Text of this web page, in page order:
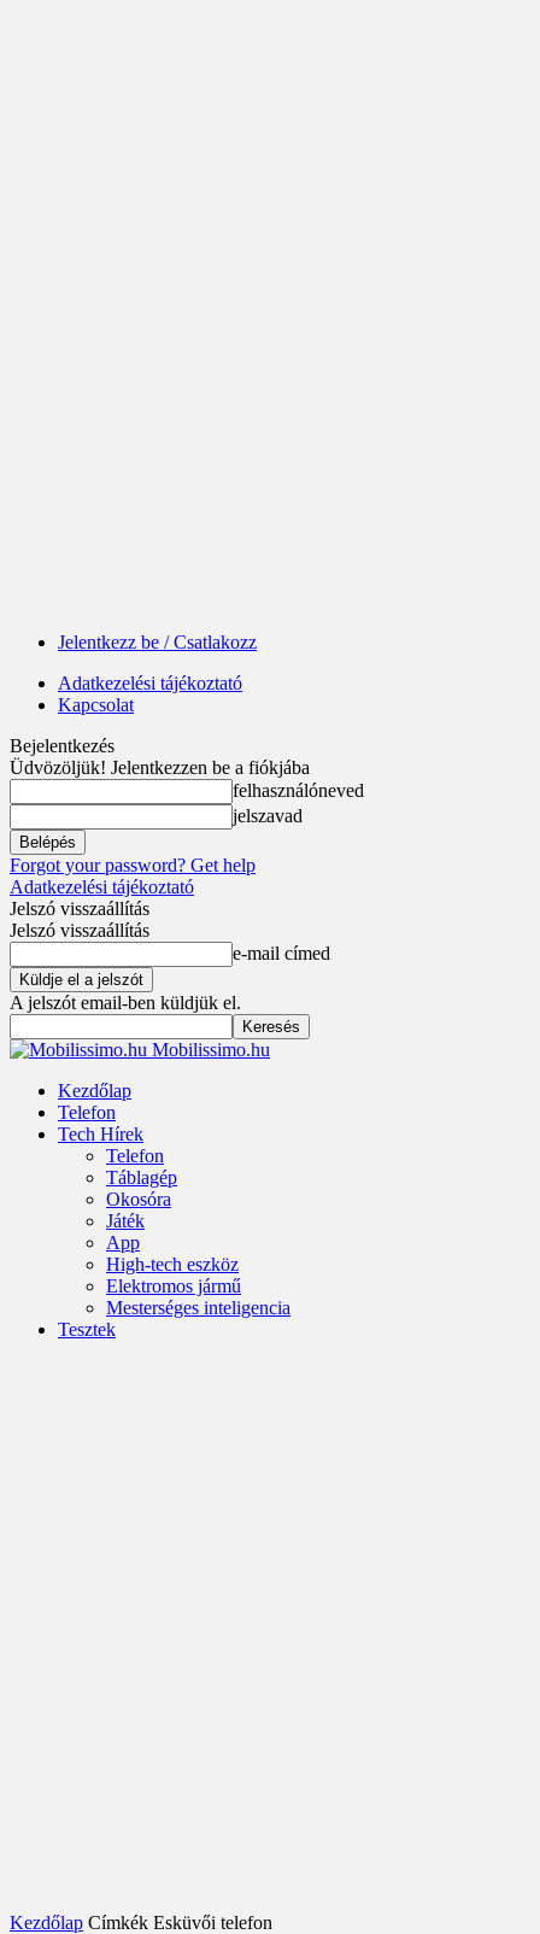
Jelentkezz be / Csatlakozz
Adatkezelési tájékoztató
Kapcsolat
Bejelentkezés
Üdvözöljük! Jelentkezzen be a fiókjába
felhasználóneved
jelszavad
Forgot your password? Get help
Adatkezelési tájékoztató
Jelszó visszaállítás
Jelszó visszaállítás
e-mail címed
A jelszót email-ben küldjük el.
Mobilissimo.hu
Kezdőlap
Telefon
Tech Hírek
Telefon
Táblagép
Okosóra
Játék
App
High-tech eszköz
Elektromos jármű
Mesterséges inteligencia
Tesztek
Kezdőlap Címkék Esküvői telefon